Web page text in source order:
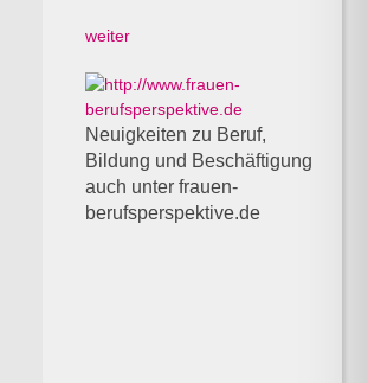
weiter
Neuigkeiten zu Beruf,
Bildung und Beschäftigung
auch unter frauen-
berufsperspektive.de